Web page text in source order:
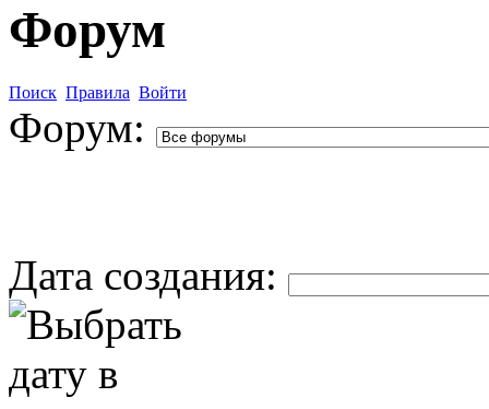
Форум
Поиск Правила Войти
Форум:
Дата создания: